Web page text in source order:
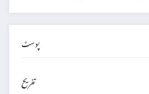
پوسٹ
تفریح